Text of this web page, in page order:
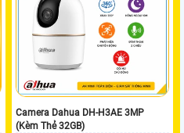
Camera Dahua DH-H3AE 3MP
(Kèm Thẻ 32GB)